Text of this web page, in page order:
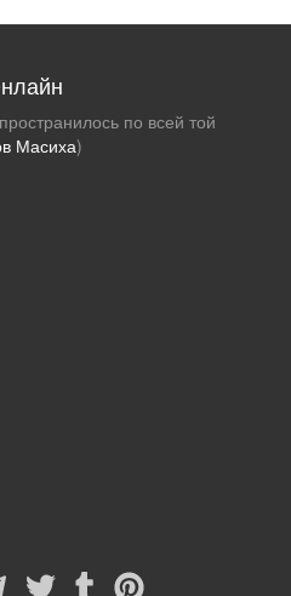
по всей той
Масиха)